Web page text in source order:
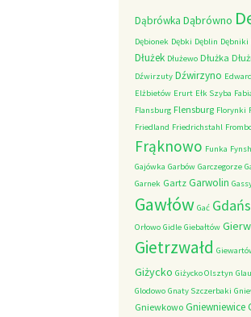
Dąbrówka Dąbrówno
Dębionek Dębki Dęblin Dębniki
Dłużek Dłużewo Dłużka
Dźwirzuty Dźwirzyno
Elżbietów Erurt Ełk Szyba
Flansburg Flensburg Florynki
Friedland Friedrichstahl
Frąknowo Funka
Gajówka Garbów Garczegorze
Garnek Gartz Garwolin
Gawłów Gać
Orłowo Gidle Giebałtów
Gietrzwałd
Giżycko Giżycko Olsztyn
Glodowo Gnaty Szczerbaki
Gniewkowo Gniewniewice